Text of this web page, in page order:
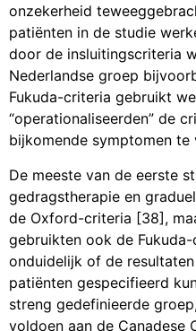
onzekerheid
patiënten in de studie
door de insluitingscriteria
Nederlandse groep
Fukuda-criteria gebruikt
“operationaliseerden” de
bijkomende symptomen te
De meeste van de eerste
gedragstherapie en
de Oxford-criteria [38],
gebruikten ook de
onduidelijk of de
patiënten gespecifieerd
streng gedefinieerde
voldoen aan de Canadese